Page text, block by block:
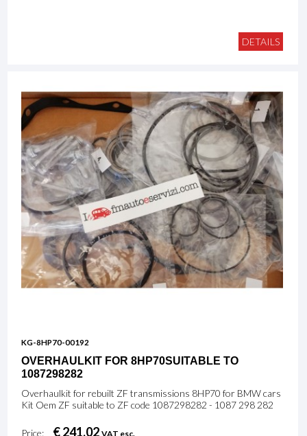
DETAILS
KG-8HP70-00192
OVERHAULKIT FOR 8HP70SUITABLE TO
1087298282
Overhaulkit for rebuilt ZF transmissions 8HP70 for BMW cars
Kit Oem ZF suitable to ZF code 1087298282 - 1087 298 282
Price: € 241,02VAT esc.